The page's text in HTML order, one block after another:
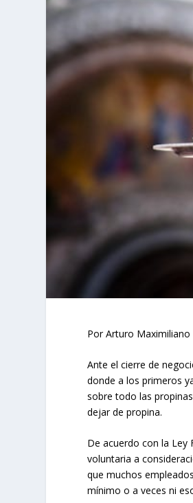
Por Arturo Maximiliano
Ante el cierre de
donde a los primeros
sobre todo las
dejar de propina.
De acuerdo con la Ley
voluntaria a
que muchos
mínimo o a veces ni